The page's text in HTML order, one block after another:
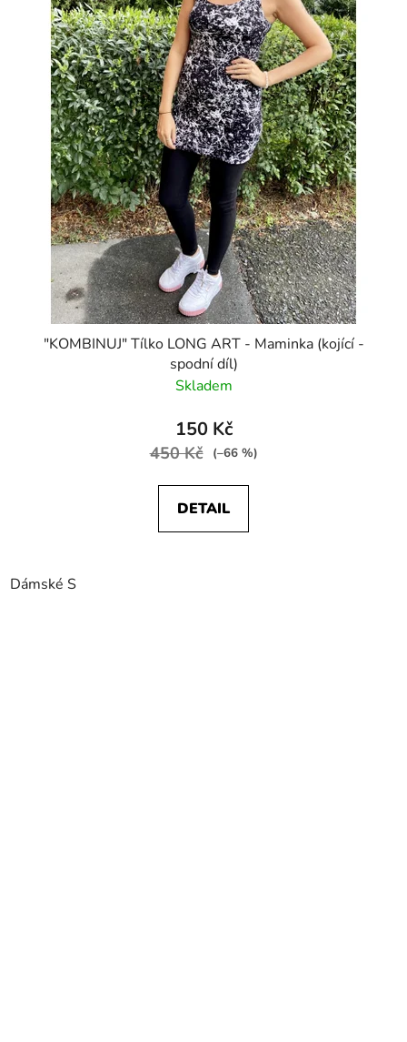
"KOMBINUJ" Tílko LONG ART - Maminka (kojící -
spodní díl)
Skladem
150 Kč
450 Kč (–66 %)
DETAIL
Dámské S